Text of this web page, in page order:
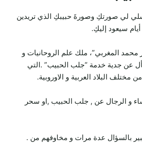
لي صورتكِ وصورةَ حبيبكِ الذي تريدين
سيعود إليكِ.
محمد المغربي”، ملك علم الروحانيات و
عن جدية خدمة “جلب الحبيب” .التي
مختلف البلاد العربية و الاوروبية.
و الرجال عن , جلب الحبيب ,او سحر
بالسؤال عدة مرات و مخاوفهم من .